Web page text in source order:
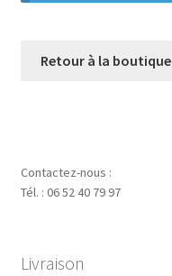
Retour à la boutique
Contactez-nous :
Tél. : 06 52 40 79 97
Livraison